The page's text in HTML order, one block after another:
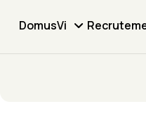
DomusVi